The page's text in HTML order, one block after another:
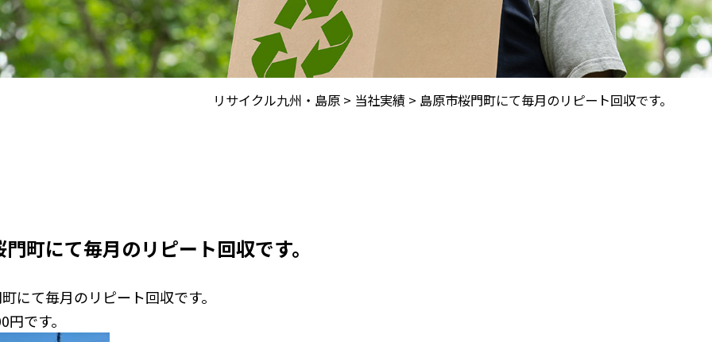
リサイクル九州・島原 > 当社実績 > 島原市桜門町にて毎月のリピート回収です。
町にて毎月のリピート回収です。
にて毎月のリピート回収です。
です。